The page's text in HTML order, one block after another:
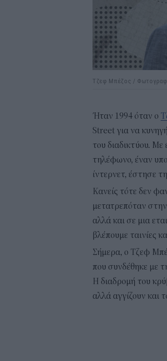
Τζεφ Μπέζος /
Ήταν 1994 όταν ο
Street για να
του διαδικτύου. Με
τηλέφωνο, έναν
ίντερνετ, έστησε
Κανείς τότε δεν
μετατρεπόταν στην
αλλά και σε μια
βλέπουμε ταινίες
Σήμερα, ο Τζεφ
που συνδέθηκε με
Η διαδρομή του
αλλά αγγίζουν και